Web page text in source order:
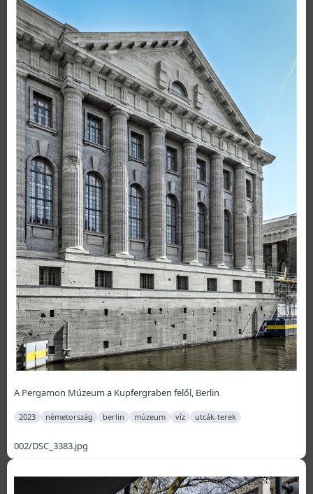
A Pergamon Múzeum a Kupfergraben felől, Berlin
2023 németország berlin múzeum víz utcák-terek
002/DSC_3383.jpg